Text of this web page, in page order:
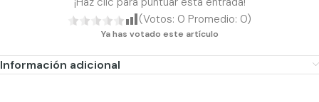
(Votos: 0 Promedio: 0)
Ya has votado este artículo
Información adicional